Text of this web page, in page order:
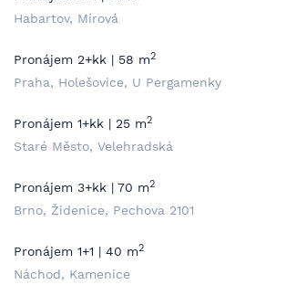
Habartov, Mírová
Pronájem 2+kk | 58 m2
Praha, Holešovice, U Pergamenky
Pronájem 1+kk | 25 m2
Staré Město, Velehradská
Pronájem 3+kk | 70 m2
Brno, Židenice, Pechova 2101
Pronájem 1+1 | 40 m2
Náchod, Kamenice